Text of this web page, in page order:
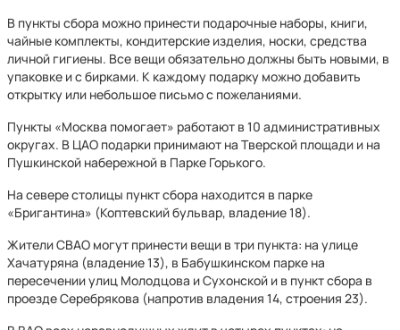
В пункты сбора можно принести подарочные наборы, книги,
чайные комплекты, кондитерские изделия, носки, средства
личной гигиены. Все вещи обязательно должны быть новыми, в
упаковке и с бирками. К каждому подарку можно добавить
открытку или небольшое письмо с пожеланиями.
Пункты «Москва помогает» работают в 10 административных
округах. В ЦАО подарки принимают на Тверской площади и на
Пушкинской набережной в Парке Горького.
На севере столицы пункт сбора находится в парке
«Бригантина» (Коптевский бульвар, владение 18).
Жители СВАО могут принести вещи в три пункта: на улице
Хачатуряна (владение 13), в Бабушкинском парке на
пересечении улиц Молодцова и Сухонской и в пункт сбора в
проезде Серебрякова (напротив владения 14, строения 23).